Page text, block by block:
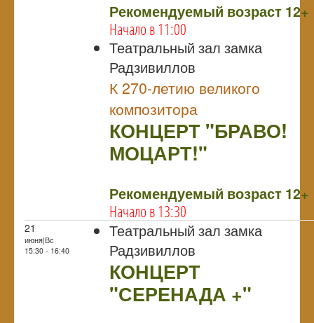
Рекомендуемый возраст 12+
Начало в 11:00
Театральный зал замка
Радзивиллов
К 270-летию великого
композитора
КОНЦЕРТ "БРАВО!
МОЦАРТ!"
Рекомендуемый возраст 12+
Начало в 13:30
21
июня|Вс
15:30 - 16:40
Театральный зал замка
Радзивиллов
КОНЦЕРТ
"СЕРЕНАДА +"